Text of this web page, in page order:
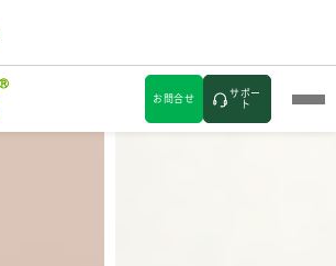
お問合せ
サポー
ト